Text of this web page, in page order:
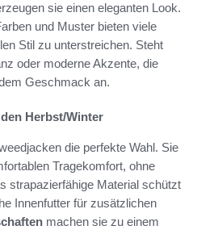
sie einen eleganten Look.
und Muster bieten viele
Stil zu unterstreichen. Steht
oder moderne Akzente, die
Geschmack an.
Herbst/Winter
die perfekte Wahl. Sie
Tragekomfort, ohne
strapazierfähige Material schützt
Innenfutter für zusätzlichen
machen sie zu einem